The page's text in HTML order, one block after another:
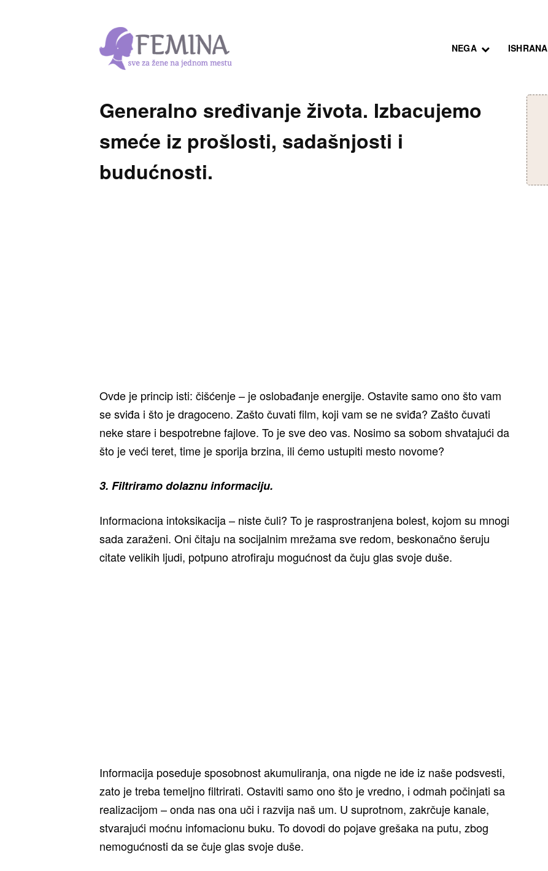
NEGA ISHRANA
Generalno sređivanje života. Izbacujemo
smeće iz prošlosti, sadašnjosti i
budućnosti.
Ovde je princip isti: čišćenje – je oslobađanje energije. Ostavite samo ono što vam
se sviđa i što je dragoceno. Zašto čuvati film, koji vam se ne sviđa? Zašto čuvati
neke stare i bespotrebne fajlove. To je sve deo vas. Nosimo sa sobom shvatajući da
što je veći teret, time je sporija brzina, ili ćemo ustupiti mesto novome?
3. Filtriramo dolaznu informaciju.
Informaciona intoksikacija – niste čuli? To je rasprostranjena bolest, kojom su mnogi
sada zaraženi. Oni čitaju na socijalnim mrežama sve redom, beskonačno šeruju
citate velikih ljudi, potpuno atrofiraju mogućnost da čuju glas svoje duše.
Informacija poseduje sposobnost akumuliranja, ona nigde ne ide iz naše podsvesti,
zato je treba temeljno filtrirati. Ostaviti samo ono što je vredno, i odmah počinjati sa
realizacijom – onda nas ona uči i razvija naš um. U suprotnom, zakrčuje kanale,
stvarajući moćnu infomacionu buku. To dovodi do pojave grešaka na putu, zbog
nemogućnosti da se čuje glas svoje duše.